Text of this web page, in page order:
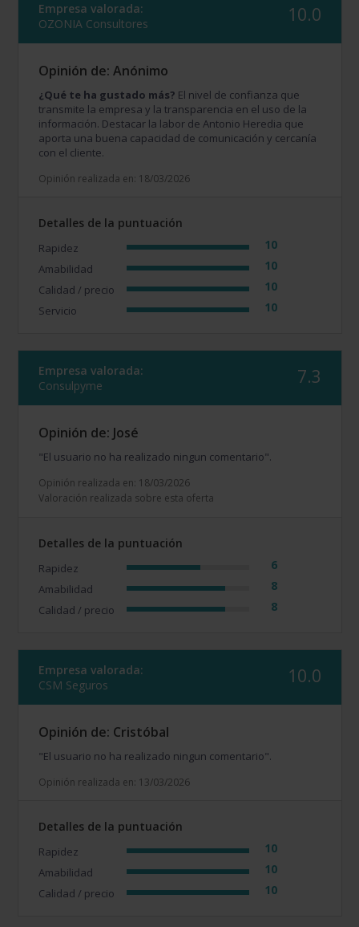
Empresa valorada:
OZONIA Consultores
10.0
Opinión de: Anónimo
¿Qué te ha gustado más? El nivel de confianza que
transmite la empresa y la transparencia en el uso de la
información. Destacar la labor de Antonio Heredia que
aporta una buena capacidad de comunicación y cercanía
con el cliente.
Opinión realizada en: 18/03/2026
Detalles de la puntuación
Rapidez 10
Amabilidad 10
Calidad / precio 10
Servicio 10
Empresa valorada:
Consulpyme
7.3
Opinión de: José
"El usuario no ha realizado ningun comentario".
Opinión realizada en: 18/03/2026
Valoración realizada sobre esta oferta
Detalles de la puntuación
Rapidez 6
Amabilidad 8
Calidad / precio 8
Empresa valorada:
CSM Seguros
10.0
Opinión de: Cristóbal
"El usuario no ha realizado ningun comentario".
Opinión realizada en: 13/03/2026
Detalles de la puntuación
Rapidez 10
Amabilidad 10
Calidad / precio 10